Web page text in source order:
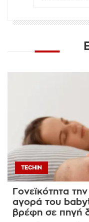
TECHIN
Γονεϊκότητα
αγορά του
βρέφη σε πηγή